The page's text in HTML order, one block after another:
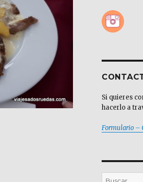
Si quieres
hacerlo a
Formulario –
Buscar